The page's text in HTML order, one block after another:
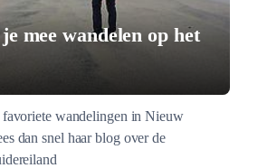
mee wandelen op het
wandelingen in Nieuw
dan snel haar blog over de